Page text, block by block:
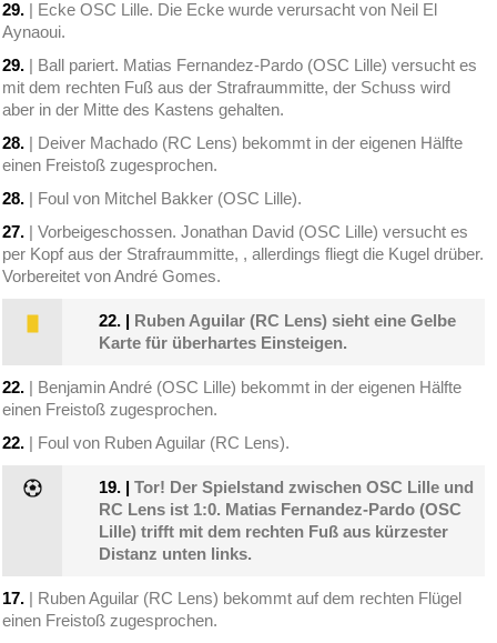
29. | Ecke OSC Lille. Die Ecke wurde verursacht von Neil El
Aynaoui.
29. | Ball pariert. Matias Fernandez-Pardo (OSC Lille) versucht es
mit dem rechten Fuß aus der Strafraummitte, der Schuss wird
aber in der Mitte des Kastens gehalten.
28. | Deiver Machado (RC Lens) bekommt in der eigenen Hälfte
einen Freistoß zugesprochen.
28. | Foul von Mitchel Bakker (OSC Lille).
27. | Vorbeigeschossen. Jonathan David (OSC Lille) versucht es
per Kopf aus der Strafraummitte, , allerdings fliegt die Kugel drüber.
Vorbereitet von André Gomes.
22. | Ruben Aguilar (RC Lens) sieht eine Gelbe
Karte für überhartes Einsteigen.
22. | Benjamin André (OSC Lille) bekommt in der eigenen Hälfte
einen Freistoß zugesprochen.
22. | Foul von Ruben Aguilar (RC Lens).
19. |Tor! Der Spielstand zwischen OSC Lille und
RC Lens ist 1:0. Matias Fernandez-Pardo (OSC
Lille) trifft mit dem rechten Fuß aus kürzester
Distanz unten links.
17. | Ruben Aguilar (RC Lens) bekommt auf dem rechten Flügel
einen Freistoß zugesprochen.